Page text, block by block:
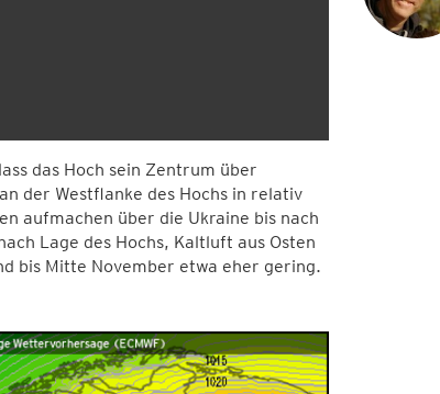
das Hoch sein Zentrum über
der Westflanke des Hochs in relativ
aufmachen über die Ukraine bis nach
Lage des Hochs, Kaltluft aus Osten
bis Mitte November etwa eher gering.